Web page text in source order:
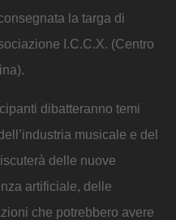
la targa di
I.C.C.X. (Centro
dibatteranno temi
musicale e del
delle nuove
artificiale, delle
che potrebbero avere